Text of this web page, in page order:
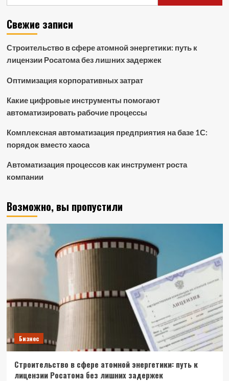
Свежие записи
Строительство в сфере атомной энергетики: путь к
лицензии Росатома без лишних задержек
Оптимизация корпоративных затрат
Какие цифровые инструменты помогают
автоматизировать рабочие процессы
Комплексная автоматизация предприятия на базе 1С:
порядок вместо хаоса
Автоматизация процессов как инструмент роста
компании
Возможно, вы пропустили
Бизнес
Строительство в сфере атомной энергетики: путь к
лицензии Росатома без лишних задержек